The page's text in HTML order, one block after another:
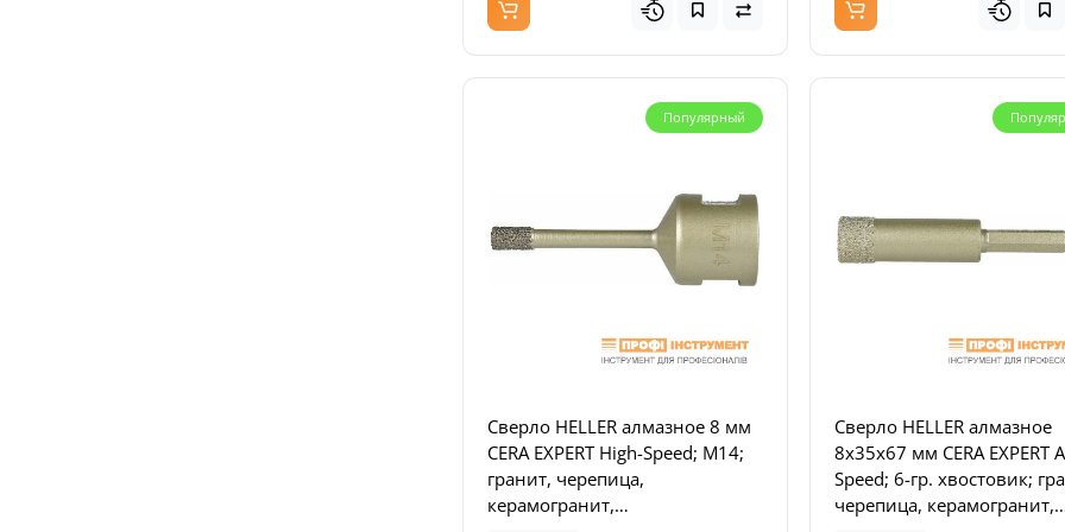
Популярный
Сверло HELLER алмазное 8 мм
CERA EXPERT High-Speed; M14;
гранит, черепица,
керамогранит,
Сверло HELLER алмазное
8x35x67 мм CERA EXPERT
Speed; 6-гр. хвостовик;
черепица, керамогранит,